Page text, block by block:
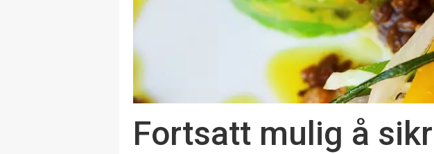
Fortsatt mulig å